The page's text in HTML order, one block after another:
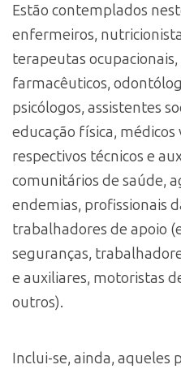
Estão contemplados
enfermeiros,
terapeutas
farmacêuticos,
psicólogos, assistentes
educação física, médicos
respectivos técnicos e
comunitários de saúde,
endemias, profissionais
trabalhadores de apoio
seguranças,
e auxiliares, motoristas
outros).
Inclui-se, ainda, aqueles